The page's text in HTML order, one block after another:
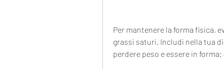
Per mantenere la forma fisica,
grassi saturi. Includi nella tua
perdere peso e essere in